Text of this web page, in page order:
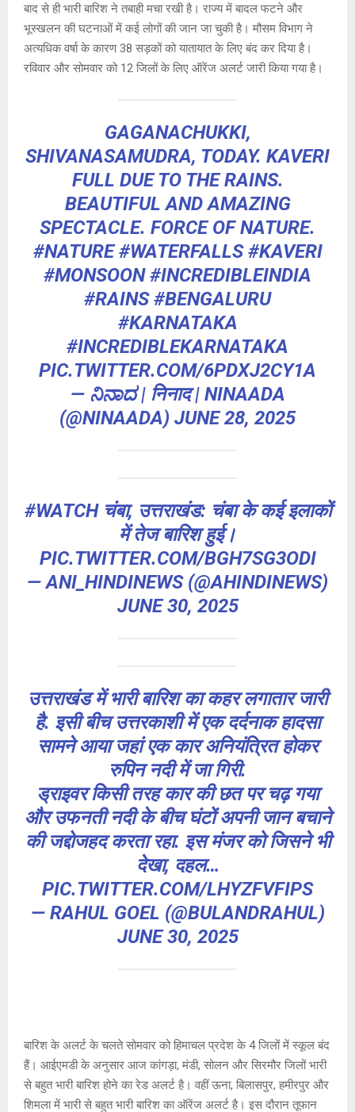
बाद से ही भारी बारिश ने तबाही मचा रखी है। राज्य में बादल फटने और
भूस्खलन की घटनाओं में कई लोगों की जान जा चुकी है। मौसम विभाग ने
अत्यधिक वर्षा के कारण 38 सड़कों को यातायात के लिए बंद कर दिया है।
रविवार और सोमवार को 12 जिलों के लिए ऑरेंज अलर्ट जारी किया गया है।
GAGANACHUKKI,
SHIVANASAMUDRA, TODAY. KAVERI
FULL DUE TO THE RAINS.
BEAUTIFUL AND AMAZING
SPECTACLE. FORCE OF NATURE.
#NATURE #WATERFALLS #KAVERI
#MONSOON #INCREDIBLEINDIA
#RAINS #BENGALURU
#KARNATAKA
#INCREDIBLEKARNATAKA
PIC.TWITTER.COM/6PDXJ2CY1A
— ನಿನಾದ | निनाद | NINAADA
(@NINAADA) JUNE 28, 2025
#WATCHचंबा, उत्तराखंड: चंबा के कई इलाकों
में तेज बारिश हुई।
PIC.TWITTER.COM/BGH7SG3ODI
— ANI_HINDINEWS (@AHINDINEWS)
JUNE 30, 2025
उत्तराखंड में भारी बारिश का कहर लगातार जारी
है. इसी बीच उत्तरकाशी में एक दर्दनाक हादसा
सामने आया जहां एक कार अनियंत्रित होकर
रुपिन नदी में जा गिरी.
ड्राइवर किसी तरह कार की छत पर चढ़ गया
और उफनती नदी के बीच घंटों अपनी जान बचाने
की जद्दोजहद करता रहा. इस मंजर को जिसने भी
देखा, दहल…
PIC.TWITTER.COM/LHYZFVFIPS
— RAHUL GOEL (@BULANDRAHUL)
JUNE 30, 2025
बारिश के अलर्ट के चलते सोमवार को हिमाचल प्रदेश के 4 जिलों में स्कूल बंद
हैं। आईएमडी के अनुसार आज कांगड़ा, मंडी, सोलन और सिरमौर जिलों भारी
से बहुत भारी बारिश होने का रेड अलर्ट है। वहीं ऊना, बिलासपुर, हमीरपुर और
शिमला में भारी से बहुत भारी बारिश का ऑरेंज अलर्ट है। इस दौरान तूफान